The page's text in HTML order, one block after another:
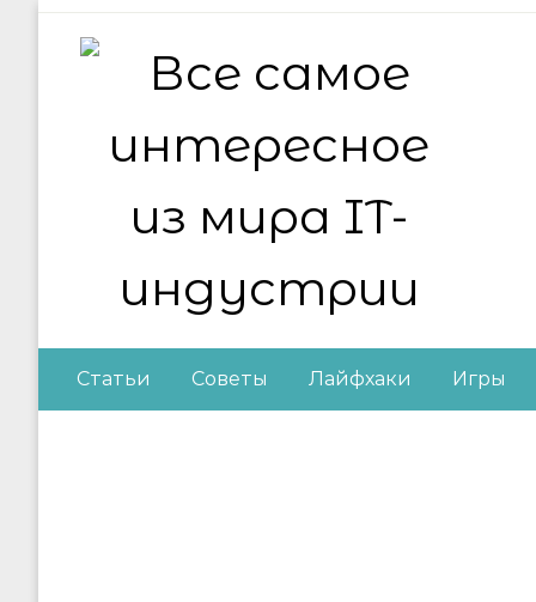
Skip
Все самое
Статьи Советы Лайфхаки Игры